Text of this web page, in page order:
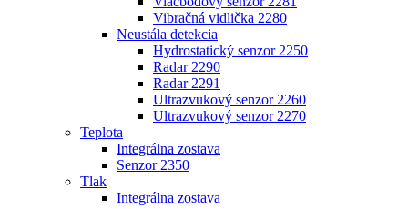
Vibračná vidlička 2280
Neustála detekcia
Hydrostatický senzor 2250
Radar 2290
Radar 2291
Ultrazvukový senzor 2260
Ultrazvukový senzor 2270
Teplota
Integrálna zostava
Senzor 2350
Tlak
Integrálna zostava